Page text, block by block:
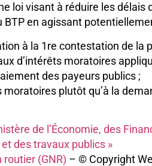
loi visant à réduire les
en agissant
à la 1re contestation de la
d’intérêts moratoires
des payeurs publics ;
plutôt qu’à la
de l’Économie, des
des travaux publics »
routier (GNR) – © Copyright